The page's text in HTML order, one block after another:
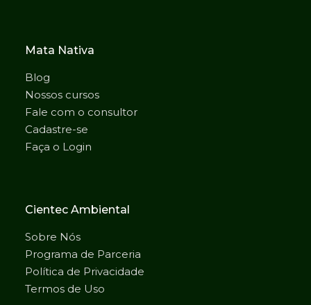
Mata Nativa
Blog
Nossos cursos
Fale com o consultor
Cadastre-se
Faça o Login
Cientec Ambiental
Sobre Nós
Programa de Parceria
Política de Privacidade
Termos de Uso